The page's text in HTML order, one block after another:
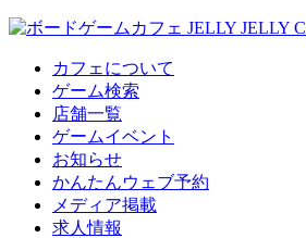
カフェについて
ゲーム検索
店舗一覧
ゲームイベント
お知らせ
かんたんウェブ予約
メディア掲載
求人情報